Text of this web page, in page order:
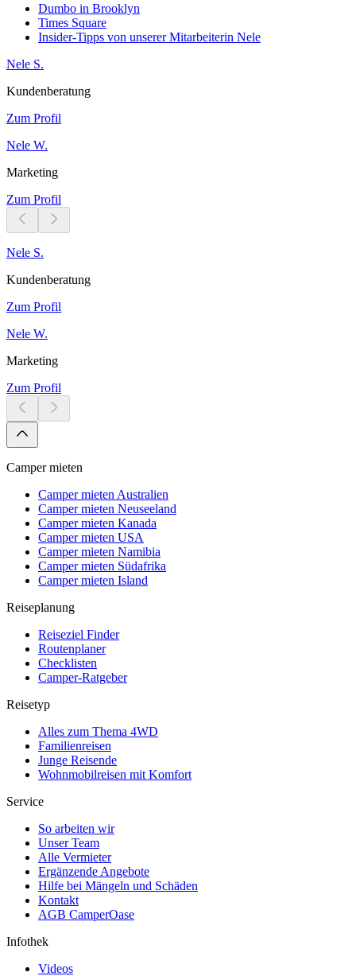
Dumbo in Brooklyn
Times Square
Insider-Tipps von unserer Mitarbeiterin Nele
Nele S.
Kundenberatung
Zum Profil
Nele W.
Marketing
Zum Profil
Nele S.
Kundenberatung
Zum Profil
Nele W.
Marketing
Zum Profil
Camper mieten
Camper mieten Australien
Camper mieten Neuseeland
Camper mieten Kanada
Camper mieten USA
Camper mieten Namibia
Camper mieten Südafrika
Camper mieten Island
Reiseplanung
Reiseziel Finder
Routenplaner
Checklisten
Camper-Ratgeber
Reisetyp
Alles zum Thema 4WD
Familienreisen
Junge Reisende
Wohnmobilreisen mit Komfort
Service
So arbeiten wir
Unser Team
Alle Vermieter
Ergänzende Angebote
Hilfe bei Mängeln und Schäden
Kontakt
AGB CamperOase
Infothek
Videos